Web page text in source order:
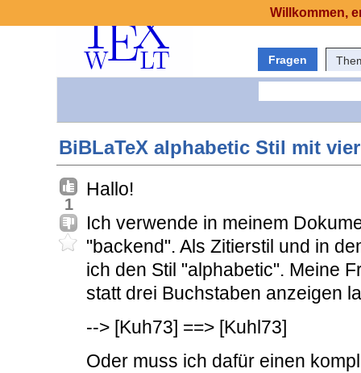
Fragen
BiBLaTeX alphabetic Stil mit
1
Hallo!
Ich verwende in meinem
"backend". Als Zitierstil und in
ich den Stil "alphabetic". Meine
statt drei Buchstaben anzeigen
--> [Kuh73] ==> [Kuhl73]
Oder muss ich dafür einen
Willkommen,